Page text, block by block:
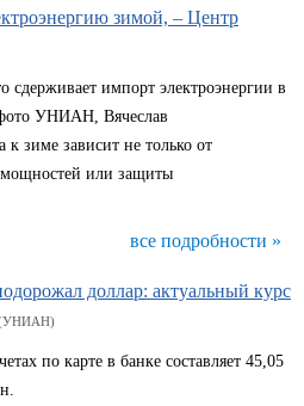
зимой, – Центр
сдерживает импорт электроэнергии в
УНИАН, Вячеслав
к зиме зависит не только от
мощностей или защиты
все подробности »
доллар: актуальный курс
по карте в банке составляет 45,05